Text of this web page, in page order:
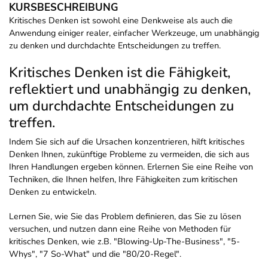
KURSBESCHREIBUNG
Kritisches Denken ist sowohl eine Denkweise als auch die
Anwendung einiger realer, einfacher Werkzeuge, um unabhängig
zu denken und durchdachte Entscheidungen zu treffen.
Kritisches Denken ist die Fähigkeit,
reflektiert und unabhängig zu denken,
um durchdachte Entscheidungen zu
treffen.
Indem Sie sich auf die Ursachen konzentrieren, hilft kritisches
Denken Ihnen, zukünftige Probleme zu vermeiden, die sich aus
Ihren Handlungen ergeben können. Erlernen Sie eine Reihe von
Techniken, die Ihnen helfen, Ihre Fähigkeiten zum kritischen
Denken zu entwickeln.
Lernen Sie, wie Sie das Problem definieren, das Sie zu lösen
versuchen, und nutzen dann eine Reihe von Methoden für
kritisches Denken, wie z.B. "Blowing-Up-The-Business", "5-
Whys", "7 So-What" und die "80/20-Regel".